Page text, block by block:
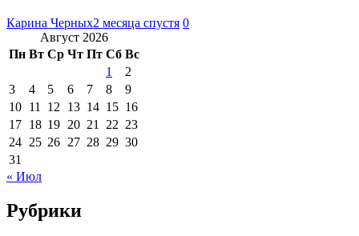
Карина Черных2 месяца спустя 0
Август 2026
Пн Вт Ср Чт Пт Сб Вс
1
2
3
4 5 6 7 8
9
10 11 12 13 14 15 16
17 18 19 20 21 22 23
24 25 26 27 28 29 30
31
« Июл
Рубрики